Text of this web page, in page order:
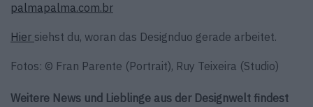
palmapalma.com.br
Hier siehst du, woran das Designduo gerade arbeitet.
Fotos: © Fran Parente (Portrait), Ruy Teixeira (Studio)
Weitere News und Lieblinge aus der Designwelt findest